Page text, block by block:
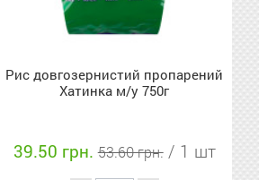
Рис довгозернистий пропарений
Хатинка м/у 750г
39.50 грн.53.60 грн. / 1 шт